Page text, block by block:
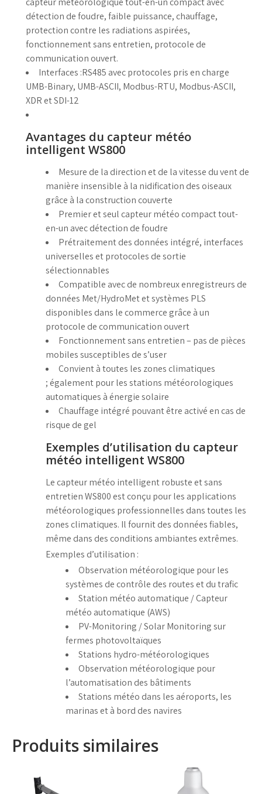
détection de foudre, faible puissance, chauffage,
protection contre les radiations aspirées,
fonctionnement sans entretien, protocole de
communication ouvert.
Interfaces :RS485 avec protocoles pris en charge
UMB-Binary, UMB-ASCII, Modbus-RTU, Modbus-ASCII,
XDR et SDI-12
Avantages du capteur météo
intelligent WS800
Mesure de la direction et de la vitesse du vent de
manière insensible à la nidification des oiseaux
grâce à la construction couverte
Premier et seul capteur météo compact tout-
en-un avec détection de foudre
Prétraitement des données intégré, interfaces
universelles et protocoles de sortie
sélectionnables
Compatible avec de nombreux enregistreurs de
données Met/HydroMet et systèmes PLS
disponibles dans le commerce grâce à un
protocole de communication ouvert
Fonctionnement sans entretien – pas de pièces
mobiles susceptibles de s’user
Convient à toutes les zones climatiques
; également pour les stations météorologiques
automatiques à énergie solaire
Chauffage intégré pouvant être activé en cas de
risque de gel
Exemples d’utilisation du capteur
météo intelligent WS800
Le capteur météo intelligent robuste et sans
entretien WS800 est conçu pour les applications
météorologiques professionnelles dans toutes les
zones climatiques. Il fournit des données fiables,
même dans des conditions ambiantes extrêmes.
Exemples d’utilisation :
Observation météorologique pour les
systèmes de contrôle des routes et du trafic
Station météo automatique / Capteur
météo automatique (AWS)
PV-Monitoring / Solar Monitoring sur
fermes photovoltaïques
Stations hydro-météorologiques
Observation météorologique pour
l’automatisation des bâtiments
Stations météo dans les aéroports, les
marinas et à bord des navires
Produits similaires